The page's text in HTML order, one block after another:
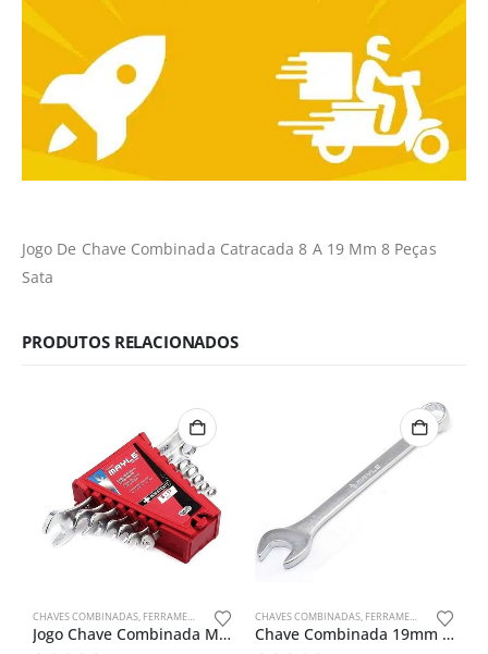
Jogo De Chave Combinada Catracada 8 A 19 Mm 8 Peças
Sata
PRODUTOS RELACIONADOS
CHAVES COMBINADAS, FERRAMENTAS MANUAIS
Jogo Chave Combinada Mayle 6 Á 17mm 7 Pçs
CHAVES COMBINADAS, FERRAMENTAS MANUAIS
Chave Combinada 19mm Mayle